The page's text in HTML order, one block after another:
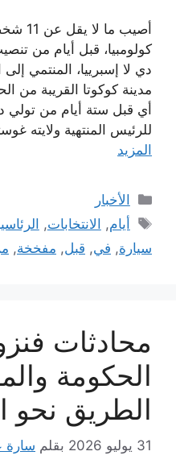
أصيب
كولومبيا، قبل أيام من
دي لا إسبرييا، المنتمي
مدينة كوكوتا القريبة من
أي قبل ستة أيام من تولي
للرئيس المنتهية ولايته
المزيد
التصنيفات
الأخبار
الوسوم
أيام, الانتخابات,
سيارة, في, قبل, مفخخة,
محادثات
الحكومة
الطريق نحو
31 يوليو 2026 بقلم سارة